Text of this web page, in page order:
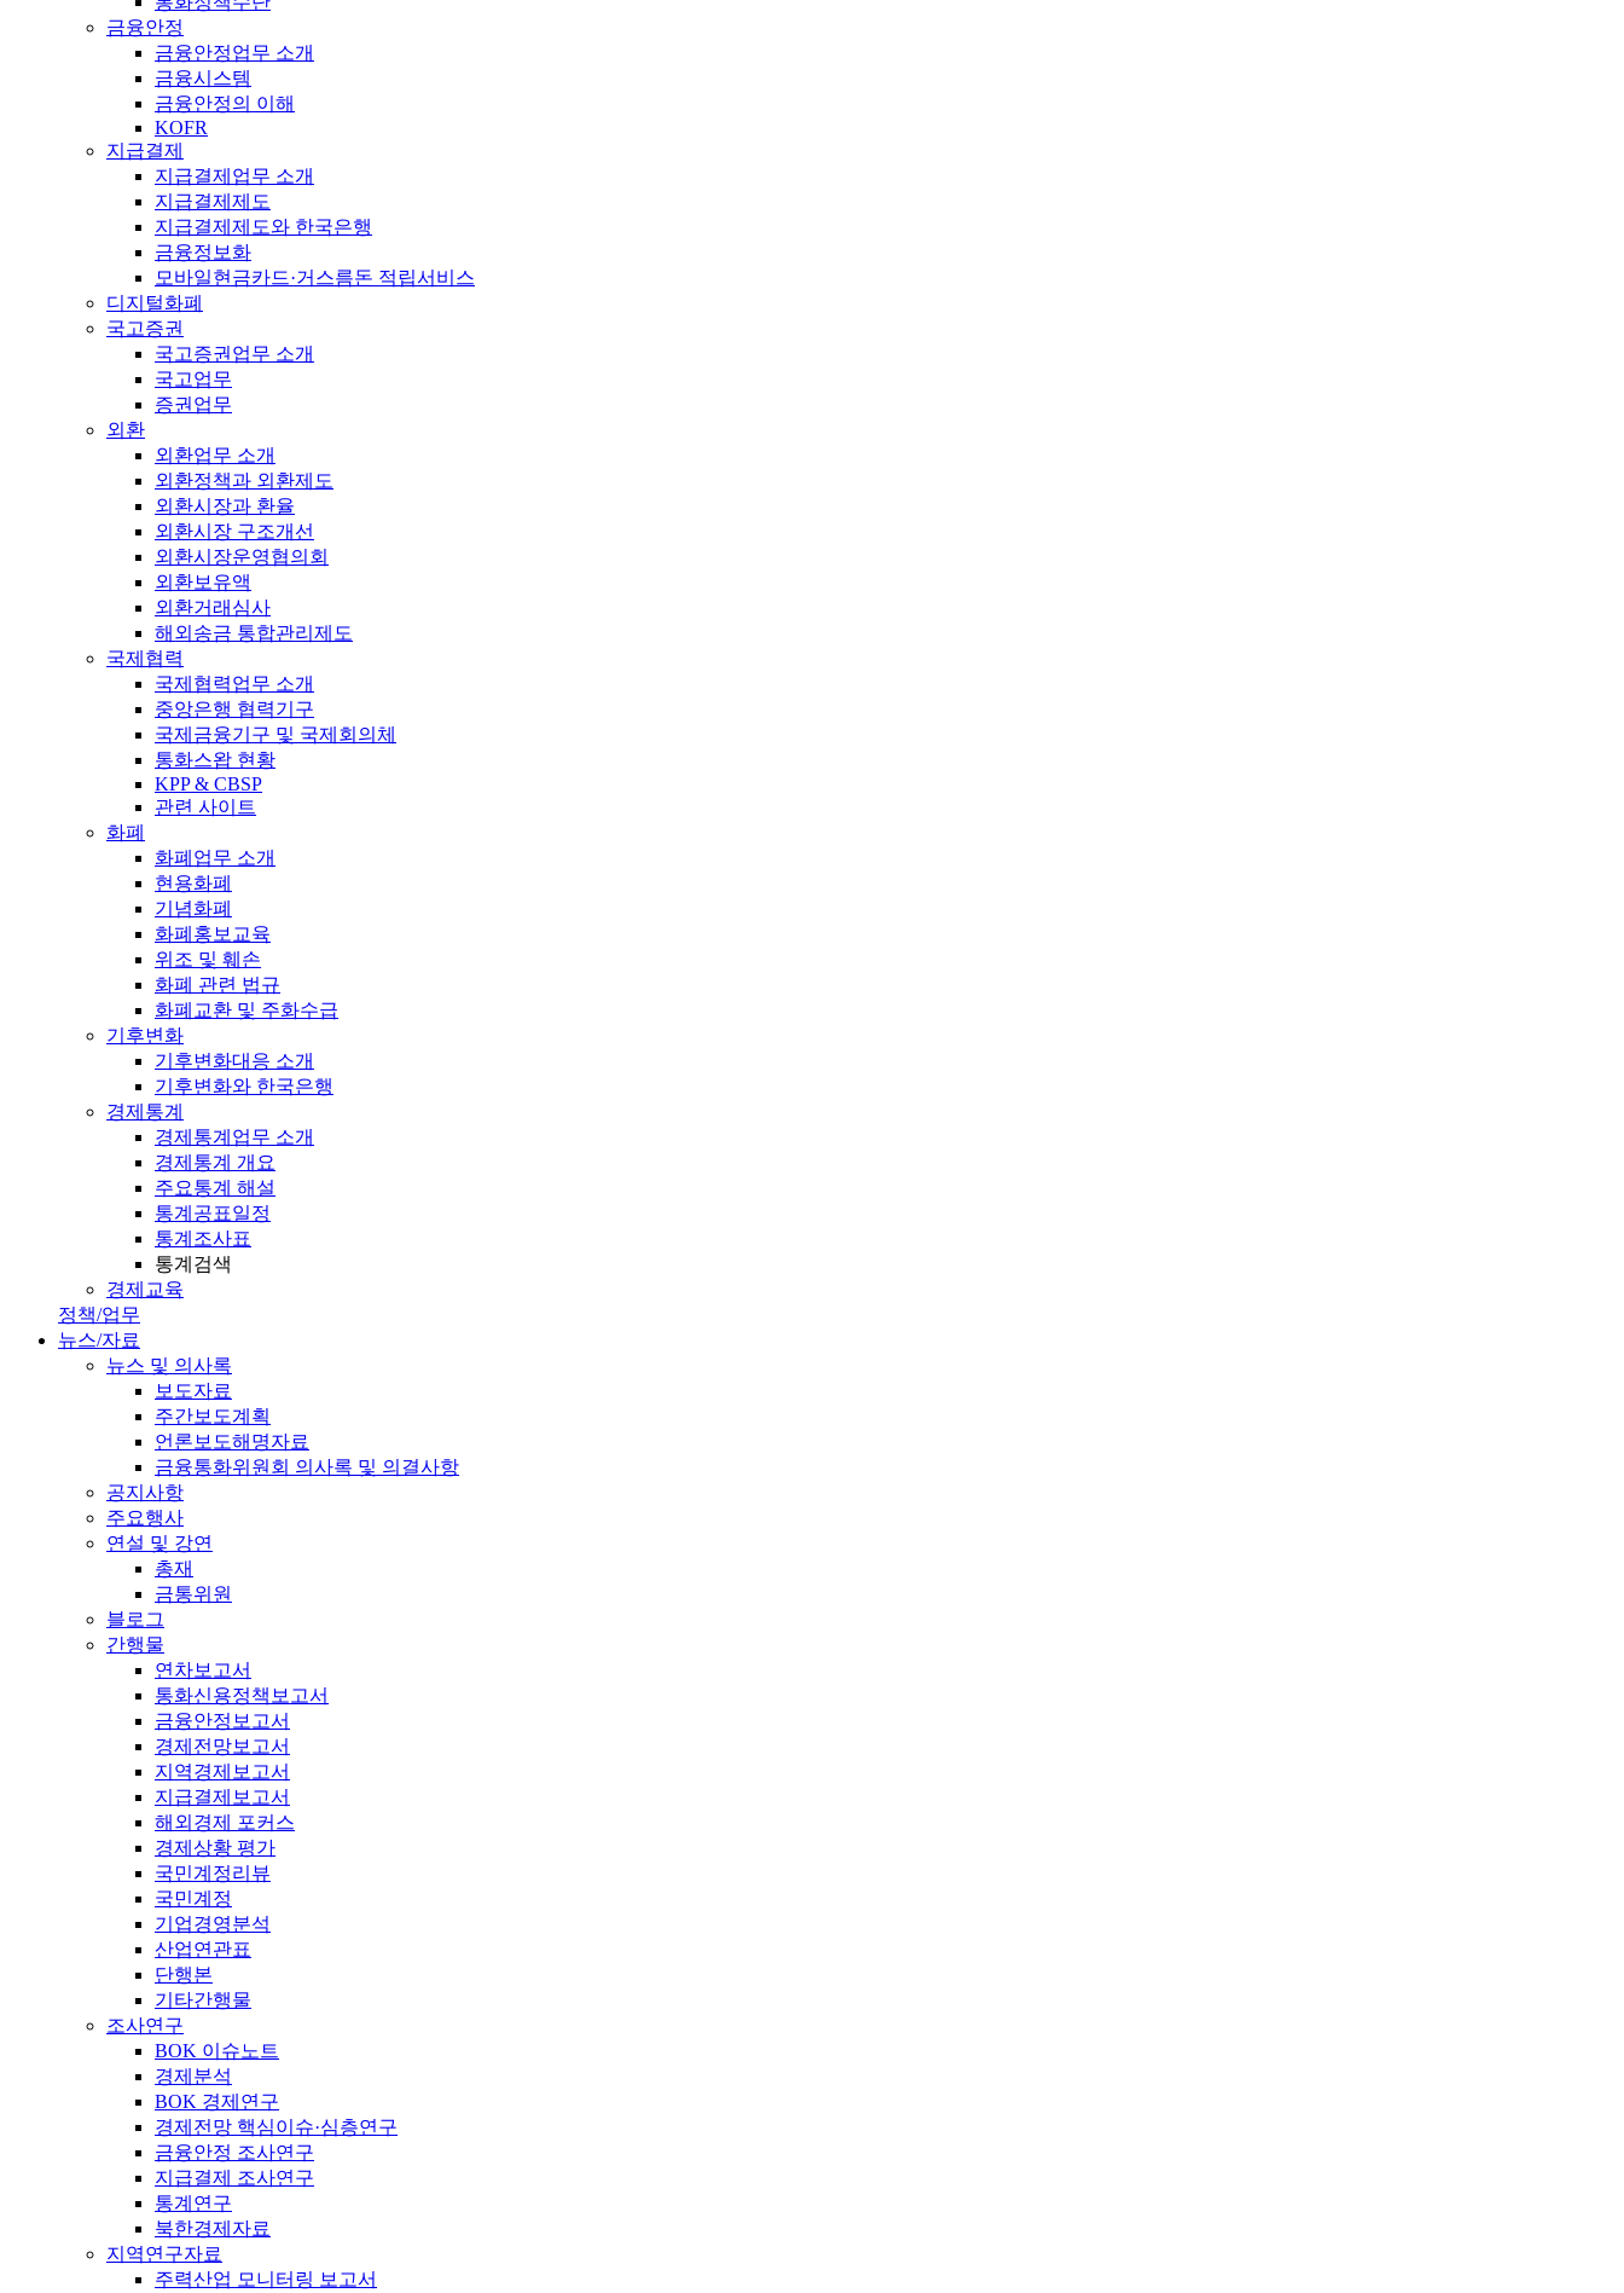
금융안정
금융안정업무 소개
금융시스템
금융안정의 이해
KOFR
지급결제
지급결제업무 소개
지급결제제도
지급결제제도와 한국은행
금융정보화
모바일현금카드·거스름돈 적립서비스
디지털화폐
국고증권
국고증권업무 소개
국고업무
증권업무
외환
외환업무 소개
외환정책과 외환제도
외환시장과 환율
외환시장 구조개선
외환시장운영협의회
외환보유액
외환거래심사
해외송금 통합관리제도
국제협력
국제협력업무 소개
중앙은행 협력기구
국제금융기구 및 국제회의체
통화스왑 현황
KPP & CBSP
관련 사이트
화폐
화폐업무 소개
현용화폐
기념화폐
화폐홍보교육
위조 및 훼손
화폐 관련 법규
화폐교환 및 주화수급
기후변화
기후변화대응 소개
기후변화와 한국은행
경제통계
경제통계업무 소개
경제통계 개요
주요통계 해설
통계공표일정
통계조사표
통계검색
경제교육
정책/업무
뉴스/자료
뉴스 및 의사록
보도자료
주간보도계획
언론보도해명자료
금융통화위원회 의사록 및 의결사항
공지사항
주요행사
연설 및 강연
총재
금통위원
블로그
간행물
연차보고서
통화신용정책보고서
금융안정보고서
경제전망보고서
지역경제보고서
지급결제보고서
해외경제 포커스
경제상황 평가
국민계정리뷰
국민계정
기업경영분석
산업연관표
단행본
기타간행물
조사연구
BOK 이슈노트
경제분석
BOK 경제연구
경제전망 핵심이슈·심층연구
금융안정 조사연구
지급결제 조사연구
통계연구
북한경제자료
지역연구자료
주력산업 모니터링 보고서